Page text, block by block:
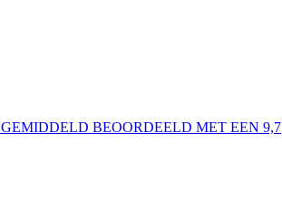
GEMIDDELD BEOORDEELD MET EEN 9,7